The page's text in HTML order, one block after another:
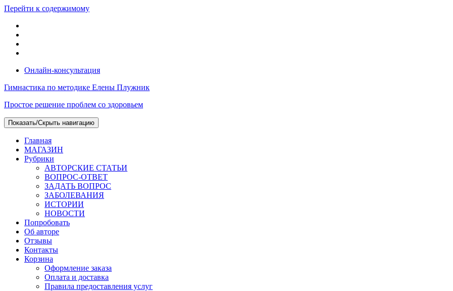
Перейти к содержимому
Онлайн-консультация
Гимнастика по методике Елены Плужник
Простое решение проблем со здоровьем
Показать/Скрыть навигацию
Главная
МАГАЗИН
Рубрики
АВТОРСКИЕ СТАТЬИ
ВОПРОС-ОТВЕТ
ЗАДАТЬ ВОПРОС
ЗАБОЛЕВАНИЯ
ИСТОРИИ
НОВОСТИ
Попробовать
Об авторе
Отзывы
Контакты
Корзина
Оформление заказа
Оплата и доставка
Правила предоставления услуг